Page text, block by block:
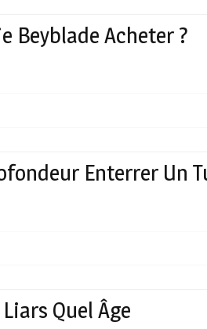
Beyblade Acheter ?
Enterrer Un
Quel Âge